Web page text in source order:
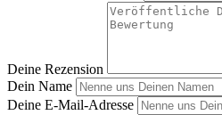
Deine Rezension
Dein Name
Deine E-Mail-Adresse